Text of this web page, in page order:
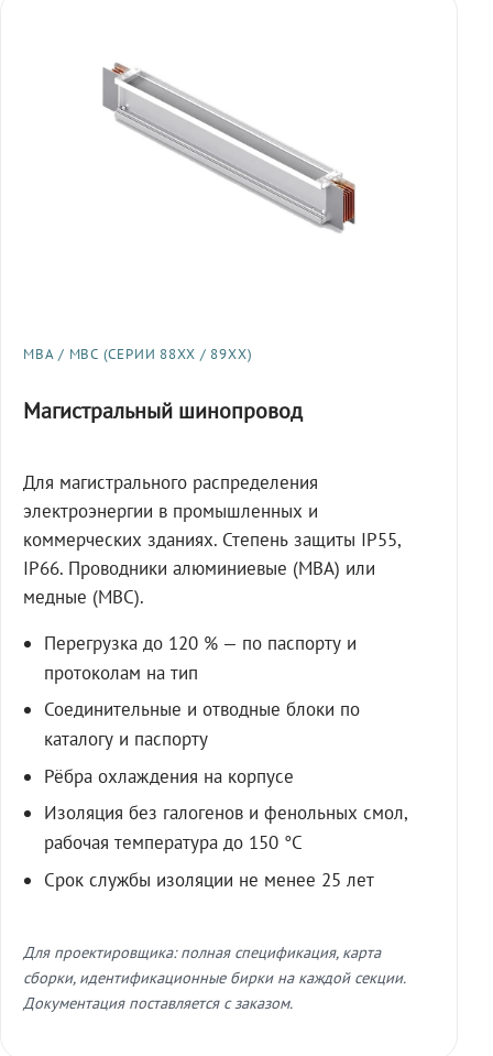
МВА / МВС (СЕРИИ 88XX / 89XX)
Магистральный шинопровод
Для магистрального распределения
электроэнергии в промышленных и
коммерческих зданиях. Степень защиты IP55,
IP66. Проводники алюминиевые (МВА) или
медные (МВС).
Перегрузка до 120 % — по паспорту и
протоколам на тип
Соединительные и отводные блоки по
каталогу и паспорту
Рёбра охлаждения на корпусе
Изоляция без галогенов и фенольных смол,
рабочая температура до 150 °C
Срок службы изоляции не менее 25 лет
Для проектировщика: полная спецификация, карта
сборки, идентификационные бирки на каждой секции.
Документация поставляется с заказом.